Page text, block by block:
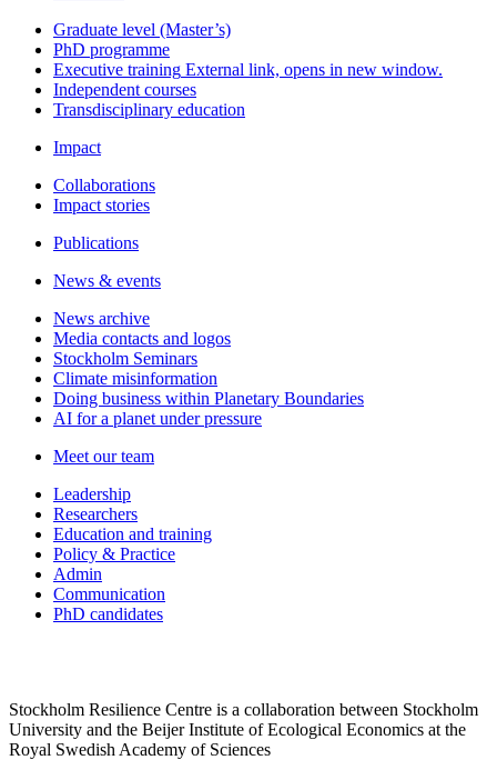
Graduate level (Master’s)
PhD programme
Executive training External link, opens in new window.
Independent courses
Transdisciplinary education
Impact
Collaborations
Impact stories
Publications
News & events
News archive
Media contacts and logos
Stockholm Seminars
Climate misinformation
Doing business within Planetary Boundaries
AI for a planet under pressure
Meet our team
Leadership
Researchers
Education and training
Policy & Practice
Admin
Communication
PhD candidates
Stockholm Resilience Centre is a collaboration between Stockholm
University and the Beijer Institute of Ecological Economics at the
Royal Swedish Academy of Sciences